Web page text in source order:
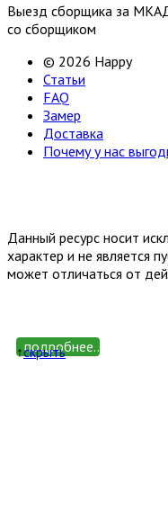
подробнее...
↑cкрыть
Выезд сборщика за
со сборщиком
© 2026 Happy
Статьи
FAQ
Замер
Доставка
Почему у нас
Данный ресурс носит
характер и не является
может отличаться от